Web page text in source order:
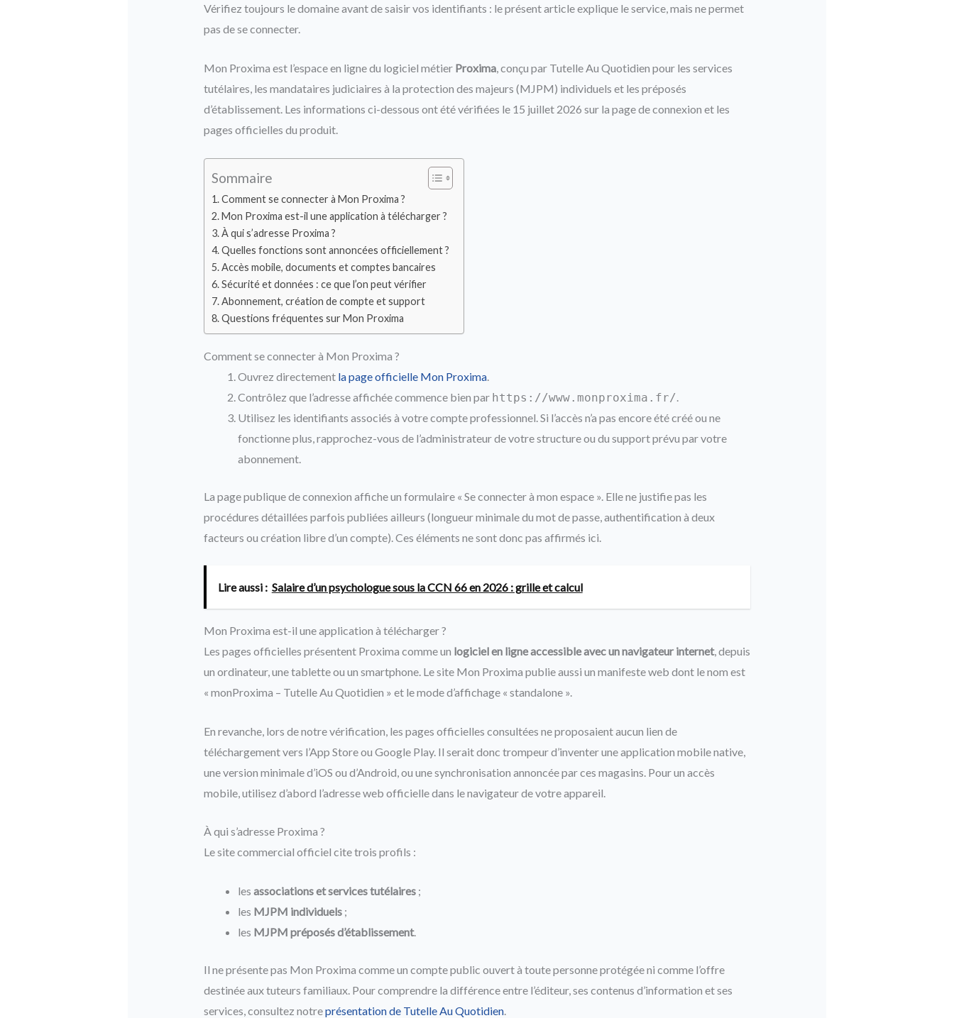
Vérifiez toujours le domaine avant de saisir vos identifiants : le présent article explique le service, mais ne permet
pas de se connecter.
Mon Proxima est l’espace en ligne du logiciel métier Proxima, conçu par Tutelle Au Quotidien pour les services
tutélaires, les mandataires judiciaires à la protection des majeurs (MJPM) individuels et les préposés
d’établissement. Les informations ci-dessous ont été vérifiées le 15 juillet 2026 sur la page de connexion et les
pages officielles du produit.
Sommaire
Comment se connecter à Mon Proxima ?
Mon Proxima est-il une application à télécharger ?
À qui s’adresse Proxima ?
Quelles fonctions sont annoncées officiellement ?
Accès mobile, documents et comptes bancaires
Sécurité et données : ce que l’on peut vérifier
Abonnement, création de compte et support
Questions fréquentes sur Mon Proxima
Comment se connecter à Mon Proxima ?
Ouvrez directement la page officielle Mon Proxima.
Contrôlez que l’adresse affichée commence bien par https://www.monproxima.fr/
Utilisez les identifiants associés à votre compte professionnel. Si l’accès n’a pas encore été créé ou ne
fonctionne plus, rapprochez-vous de l’administrateur de votre structure ou du support prévu par votre
abonnement.
La page publique de connexion affiche un formulaire « Se connecter à mon espace ». Elle ne justifie pas les
procédures détaillées parfois publiées ailleurs (longueur minimale du mot de passe, authentification à deux
facteurs ou création libre d’un compte). Ces éléments ne sont donc pas affirmés ici.
Lire aussi : Salaire d’un psychologue sous la CCN 66 en 2026 : grille et calcul
Mon Proxima est-il une application à télécharger ?
Les pages officielles présentent Proxima comme un logiciel en ligne accessible avec un navigateur internet, depuis
un ordinateur, une tablette ou un smartphone. Le site Mon Proxima publie aussi un manifeste web dont le nom est
« monProxima – Tutelle Au Quotidien » et le mode d’affichage « standalone ».
En revanche, lors de notre vérification, les pages officielles consultées ne proposaient aucun lien de
téléchargement vers l’App Store ou Google Play. Il serait donc trompeur d’inventer une application mobile native,
une version minimale d’iOS ou d’Android, ou une synchronisation annoncée par ces magasins. Pour un accès
mobile, utilisez d’abord l’adresse web officielle dans le navigateur de votre appareil.
À qui s’adresse Proxima ?
Le site commercial officiel cite trois profils :
les associations et services tutélaires;
les MJPM individuels;
les MJPM préposés d’établissement.
Il ne présente pas Mon Proxima comme un compte public ouvert à toute personne protégée ni comme l’offre
destinée aux tuteurs familiaux. Pour comprendre la différence entre l’éditeur, ses contenus d’information et ses
services, consultez notreprésentation de Tutelle Au Quotidien.